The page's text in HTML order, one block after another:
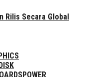
Rilis Secara Global
POWER